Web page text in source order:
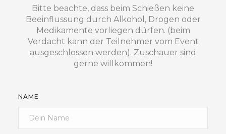
Bitte beachte, dass beim Schießen keine
Beeinflussung durch Alkohol, Drogen oder
Medikamente vorliegen dürfen. (beim
Verdacht kann der Teilnehmer vom Event
ausgeschlossen werden). Zuschauer sind
gerne willkommen!
NAME